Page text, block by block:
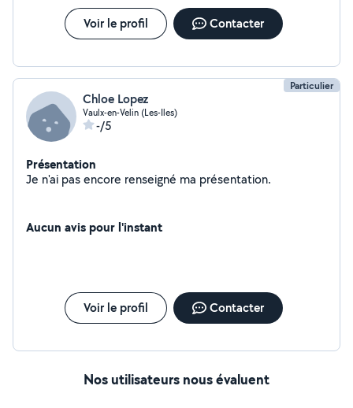
Voir le profil Contacter
Particulier
Chloe Lopez
Vaulx-en-Velin (Les-Iles)
-/5
Présentation
Je n'ai pas encore renseigné ma présentation.
Aucun avis pour l'instant
Voir le profil Contacter
Nos utilisateurs nous évaluent